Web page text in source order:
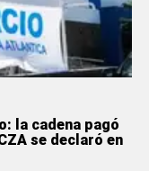
la cadena pagó
se declaró en